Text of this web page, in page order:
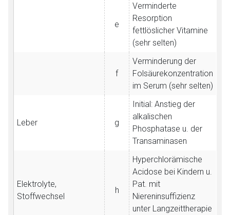
e
Verminderte
Resorption
fettlöslicher Vitamine
(sehr selten)
f
Verminderung der
Folsäurekonzentration
im Serum (sehr selten)
Leber g
Initial: Anstieg der
alkalischen
Phosphatase u. der
Transaminasen
Elektrolyte,
Stoffwechsel
h
Hyperchlorämische
Acidose bei Kindern u.
Pat. mit
Niereninsuffizienz
unter Langzeittherapie